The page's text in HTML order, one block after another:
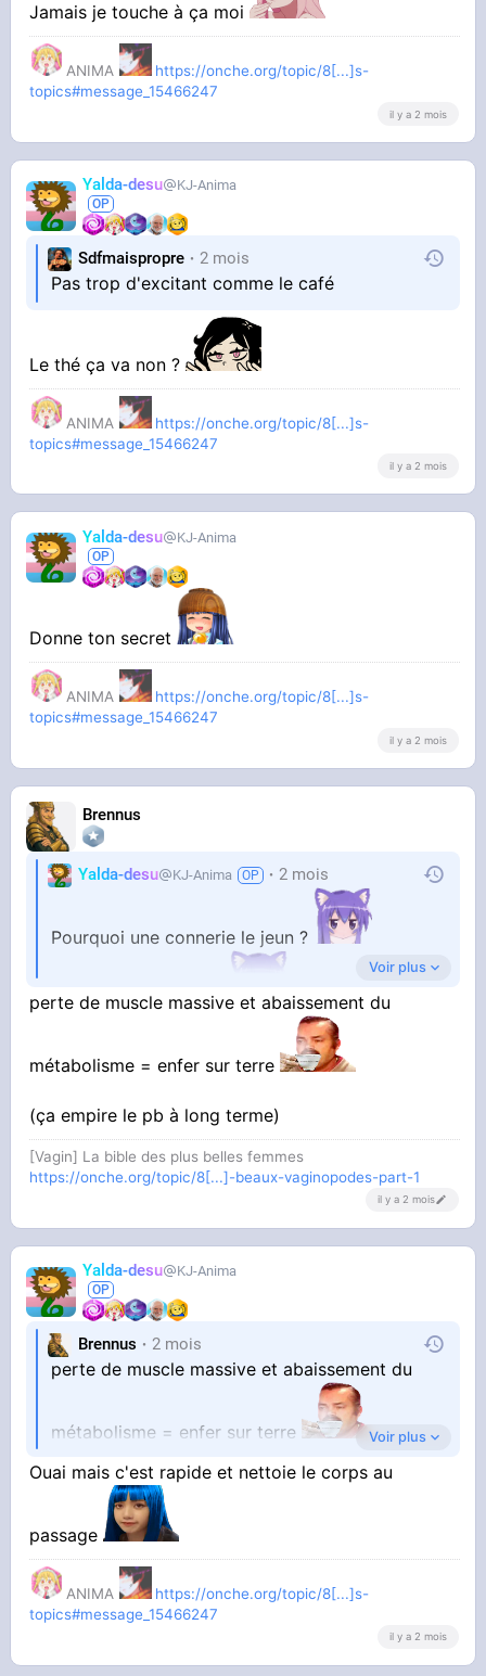
Jamais je touche à ça moi
ANIMA
https://onche.org/topic/8[...]s-
topics#message_15466247
il y a 2 mois
Yalda-desu KJ-Anima
Sdfmaispropre 2 mois
Pas trop d'excitant comme le café
Le thé ça va non ?
ANIMA
https://onche.org/topic/8[...]s-
topics#message_15466247
il y a 2 mois
Yalda-desu KJ-Anima
Donne ton secret
ANIMA
https://onche.org/topic/8[...]s-
topics#message_15466247
il y a 2 mois
Brennus
Yalda-desu KJ-Anima 2 mois
Pourquoi une connerie le jeun ?
Pas répondu à quoi ?
Voir plus
perte de muscle massive et abaissement du
métabolisme = enfer sur terre
(ça empire le pb à long terme)
[Vagin] La bible des plus belles femmes
https://onche.org/topic/8[...]-beaux-vaginopodes-part-1
il y a 2 mois
Yalda-desu KJ-Anima
Brennus 2 mois
perte de muscle massive et abaissement du
métabolisme = enfer sur terre
(ça empire le pb à long terme)
Voir plus
Ouai mais c'est rapide et nettoie le corps au
passage
ANIMA
https://onche.org/topic/8[...]s-
topics#message_15466247
il y a 2 mois